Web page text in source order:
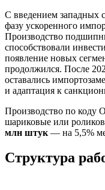
С введением западных
фазу ускоренного
Производство
способствовали
появление новых
продолжился. После
оставались
и адаптация к
Производство по
шариковые или
млн штук — на 5,5%
Структура